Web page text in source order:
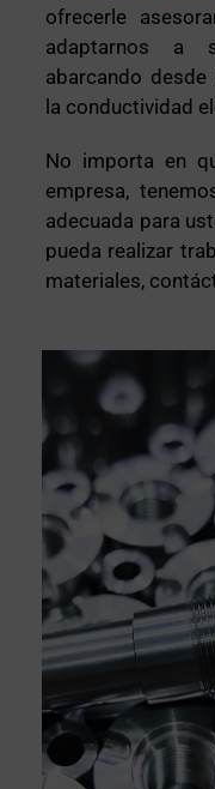
ofrecerle
adaptarnos a
abarcando
la conductividad
No importa en
empresa,
adecuada para
pueda realizar
materiales,